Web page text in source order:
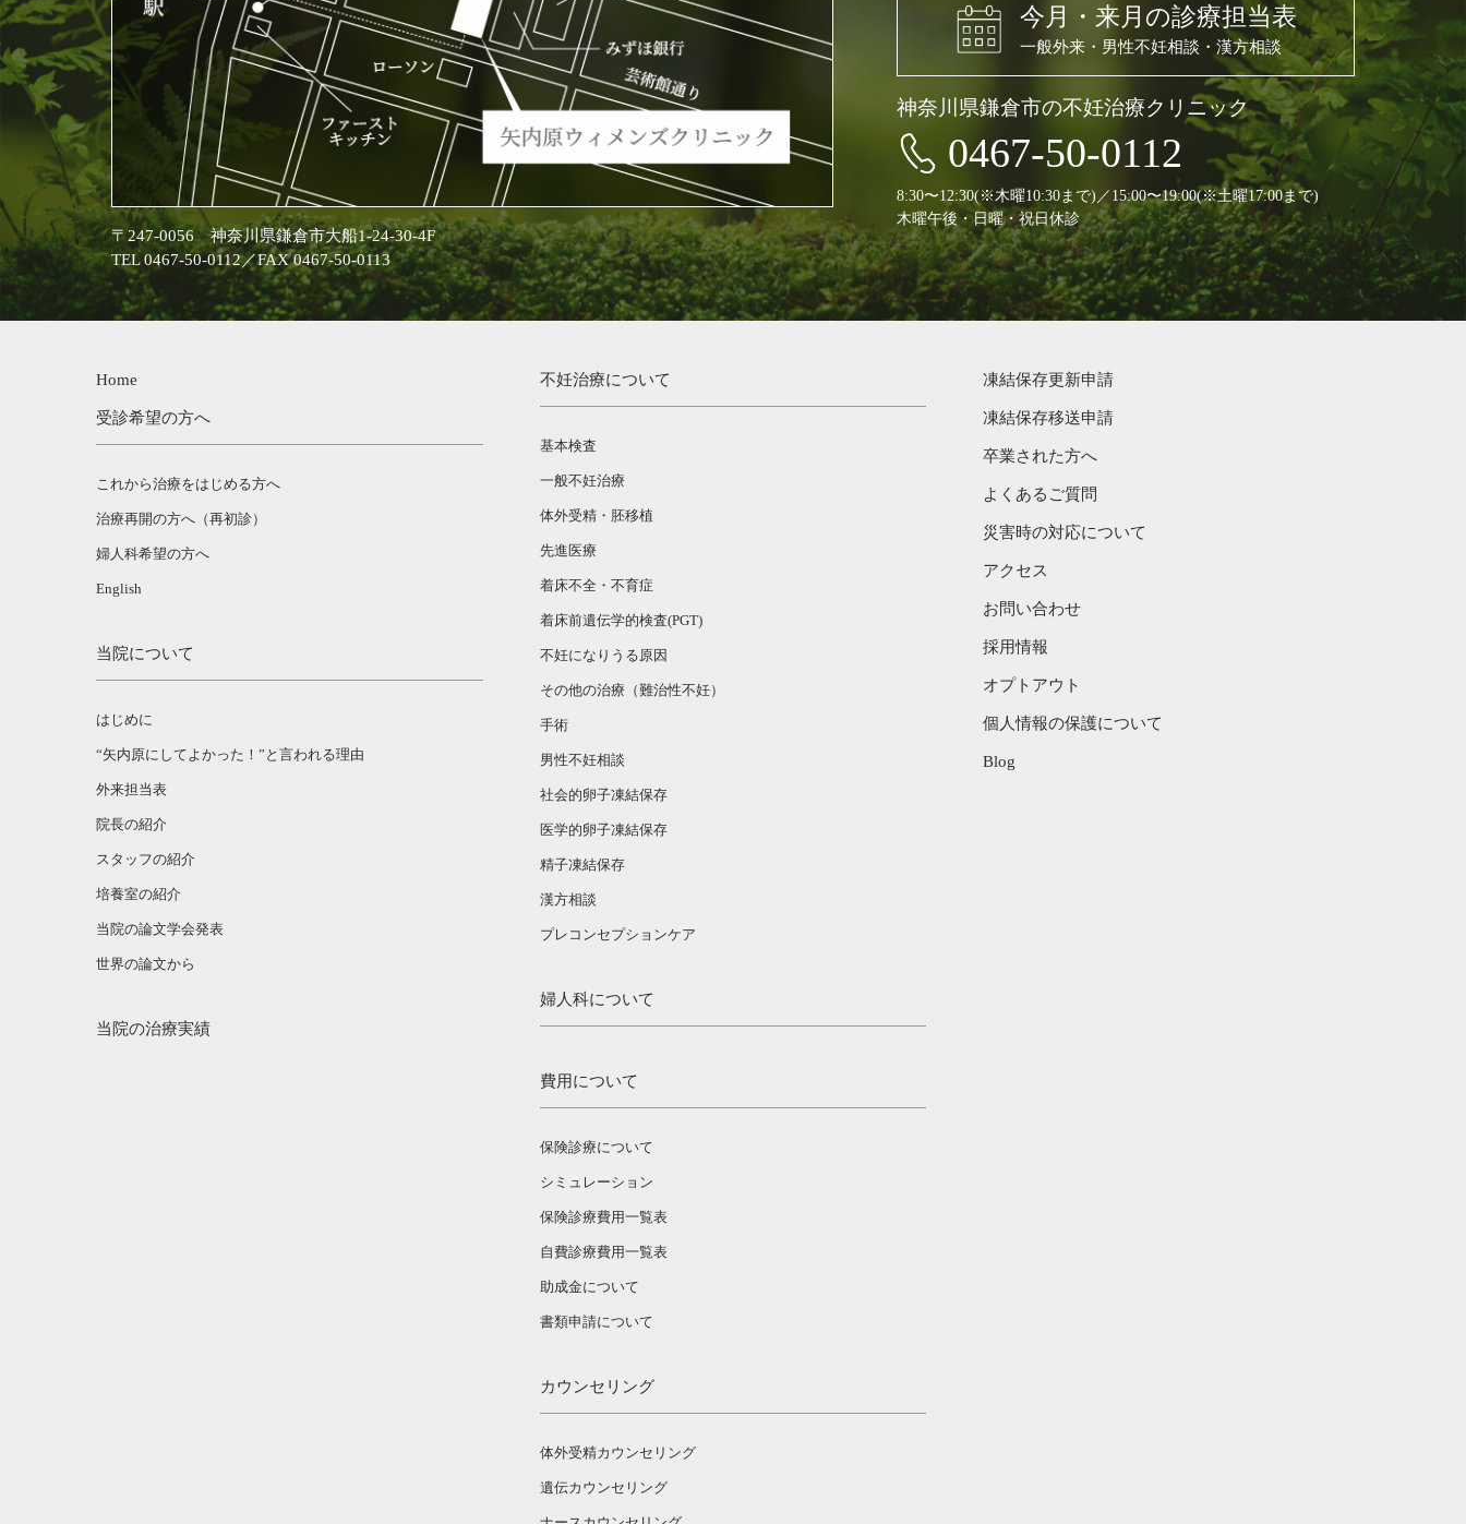
〒247-0056 神奈川県鎌倉市大船1-24-30-4F
TEL 0467-50-0112／FAX 0467-50-0113
今月・来月の診療担当表
一般外来・男性不妊相談・漢方相談
神奈川県鎌倉市の不妊治療クリニック
0467-50-0112
8:30〜12:30(※木曜10:30まで)／15:00〜19:00(※土曜17:00まで)
木曜午後・日曜・祝日休診
Home
受診希望の方へ
これから治療をはじめる方へ
治療再開の方へ（再初診）
婦人科希望の方へ
English
当院について
はじめに
“矢内原にしてよかった！”と言われる理由
外来担当表
院長の紹介
スタッフの紹介
培養室の紹介
当院の論文学会発表
世界の論文から
当院の治療実績
不妊治療について
基本検査
一般不妊治療
体外受精・胚移植
先進医療
着床不全・不育症
着床前遺伝学的検査(PGT)
不妊になりうる原因
その他の治療（難治性不妊）
手術
男性不妊相談
社会的卵子凍結保存
医学的卵子凍結保存
精子凍結保存
漢方相談­
プレコンセプションケア
婦人科について
費用について
保険診療について
シミュレーション
保険診療費用一覧表
自費診療費用一覧表
助成金について
書類申請について
カウンセリング
体外受精カウンセリング
遺伝カウンセリング
凍結保存更新申請
凍結保存移送申請
卒業された方へ
よくあるご質問
災害時の対応について
アクセス
お問い合わせ
採用情報
オプトアウト
個人情報の保護について
Blog